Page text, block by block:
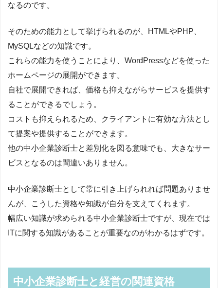
なるのです。
そのための能力として挙げられるのが、HTMLやPHP、
MySQLなどの知識です。
これらの能力を使うことにより、WordPressなどを使った
ホームページの展開ができます。
自社で展開できれば、価格も抑えながらサービスを提供す
ることができるでしょう。
コストも抑えられるため、クライアントに有効な方法とし
て提案や提供することができます。
他の中小企業診断士と差別化を図る意味でも、大きなサー
ビスとなるのは間違いありません。
中小企業診断士として常に引き上げられれば問題ありませ
んが、こうした資格や知識が自分を支えてくれます。
幅広い知識が求められる中小企業診断士ですが、現在では
ITに関する知識があることが重要なのがわかるはずです。
中小企業診断士と経営の関連資格